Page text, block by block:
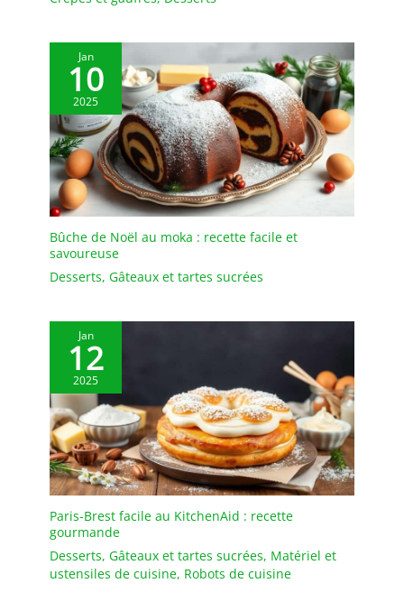
quotidien.
Jan
10
2025
Bûche de Noël au moka : recette facile et
savoureuse
Desserts, Gâteaux et tartes sucrées
Jan
12
2025
Paris-Brest facile au KitchenAid : recette
gourmande
Desserts, Gâteaux et tartes sucrées, Matériel et
ustensiles de cuisine, Robots de cuisine